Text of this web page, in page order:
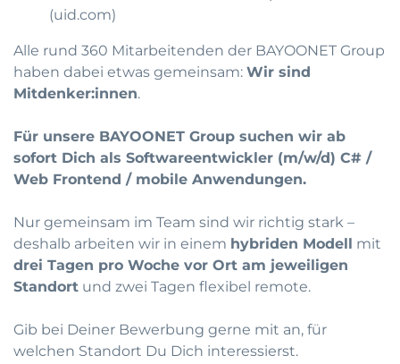
(uid.com)
Alle rund 360 Mitarbeitenden der BAYOONET Group
haben dabei etwas gemeinsam: Wir sind
Mitdenker:innen.
Für unsere BAYOONET Group suchen wir ab
sofort Dich als Softwareentwickler (m/w/d) C# /
Web Frontend / mobile Anwendungen.
Nur gemeinsam im Team sind wir richtig stark –
deshalb arbeiten wir in einem hybriden Modell mit
drei Tagen pro Woche vor Ort am jeweiligen
Standort und zwei Tagen flexibel remote.
Gib bei Deiner Bewerbung gerne mit an, für
welchen Standort Du Dich interessierst.